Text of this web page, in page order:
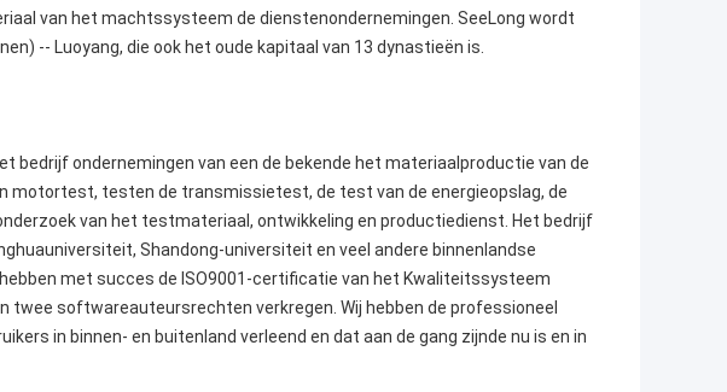
van het machtssysteem de dienstenondernemingen. SeeLong wordt
-- Luoyang, die ook het oude kapitaal van 13 dynastieën is.
bedrijf ondernemingen van een de bekende het materiaalproductie van de
motortest, testen de transmissietest, de test van de energieopslag, de
van het testmateriaal, ontwikkeling en productiedienst. Het bedrijf
Shandong-universiteit en veel andere binnenlandse
met succes de ISO9001-certificatie van het Kwaliteitssysteem
twee softwareauteursrechten verkregen. Wij hebben de professioneel
in binnen- en buitenland verleend en dat aan de gang zijnde nu is en in